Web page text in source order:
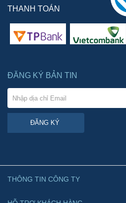
THANH TOÁN
ĐĂNG KÝ BẢN TIN
ĐĂNG KÝ
THÔNG TIN CÔNG TY